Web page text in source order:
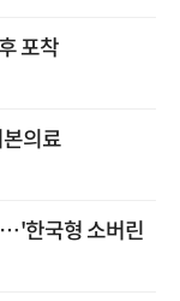
포착
의료
한국형 소버린